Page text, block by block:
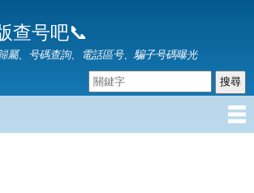
至
主
容
查号吧📞
屬、号碼查詢、電話區号、騙子号碼曝光